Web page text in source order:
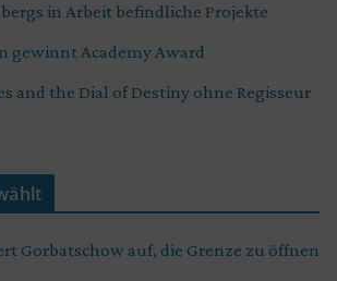
in Arbeit befindliche Projekte
gewinnt Academy Award
and the Dial of Destiny ohne Regisseur
Gorbatschow auf, die Grenze zu öffnen